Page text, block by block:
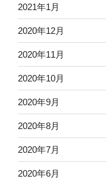
2021年1月
2020年12月
2020年11月
2020年10月
2020年9月
2020年8月
2020年7月
2020年6月